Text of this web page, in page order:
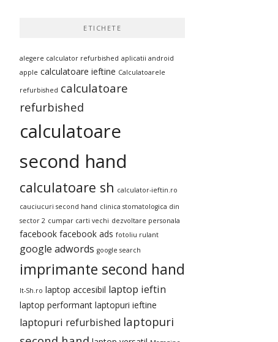
ETICHETE
alegere calculator refurbished aplicatii android
apple calculatoare ieftine Calculatoarele
refurbished calculatoare
refurbished
calculatoare
second hand
calculatoare sh calculator-ieftin.ro
cauciucuri second hand clinica stomatologica din
sector 2 cumpar carti vechi dezvoltare personala
facebook facebook ads fotoliu rulant
google adwords google search
imprimante second hand
It-Sh.ro laptop accesibil laptop ieftin
laptop performant laptopuri ieftine
laptopuri refurbished laptopuri